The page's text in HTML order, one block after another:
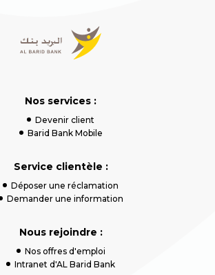
Nos services :
Devenir client
Barid Bank Mobile
Service clientèle :
Déposer une réclamation
Demander une information
Nous rejoindre :
Nos offres d'emploi
Intranet d'AL Barid Bank